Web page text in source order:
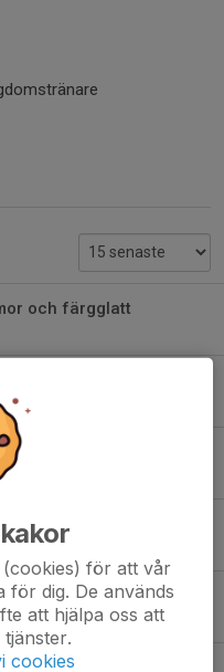
och färgglatt
för att vår
för dig. De används
att hjälpa oss att
cookies